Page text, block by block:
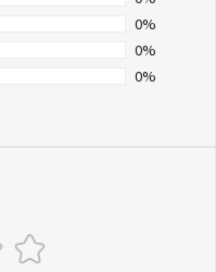
0%
0%
0%